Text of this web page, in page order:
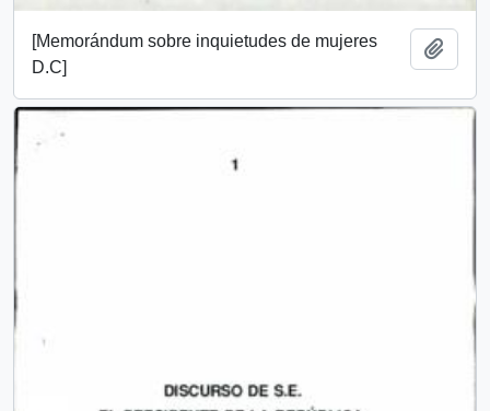
[Memorándum sobre inquietudes de mujeres
D.C]